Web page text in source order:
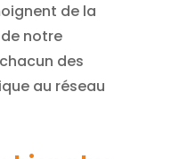
de la
notre
des
au réseau